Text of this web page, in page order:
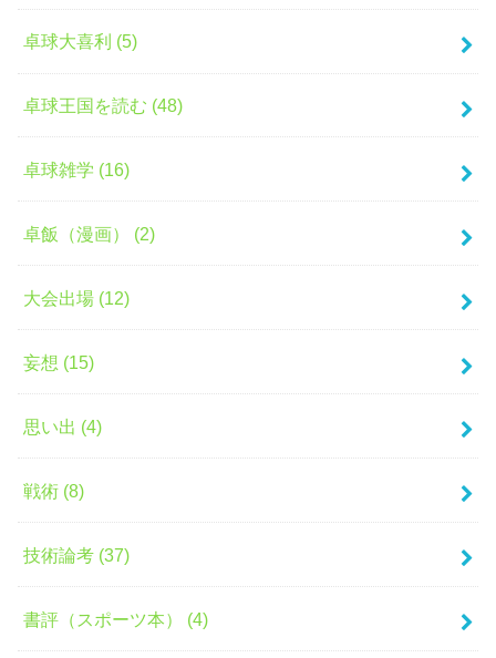
卓球大喜利 (5)
卓球王国を読む (48)
卓球雑学 (16)
卓飯（漫画） (2)
大会出場 (12)
妄想 (15)
思い出 (4)
戦術 (8)
技術論考 (37)
書評（スポーツ本） (4)